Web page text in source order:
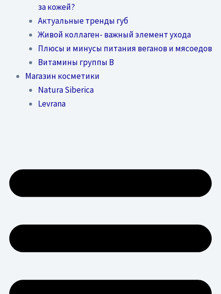
за кожей?
Актуальные тренды губ
Живой коллаген- важный элемент ухода
Плюсы и минусы питания веганов и мясоедов
Витамины группы В
Магазин косметики
Natura Siberica
Levrana